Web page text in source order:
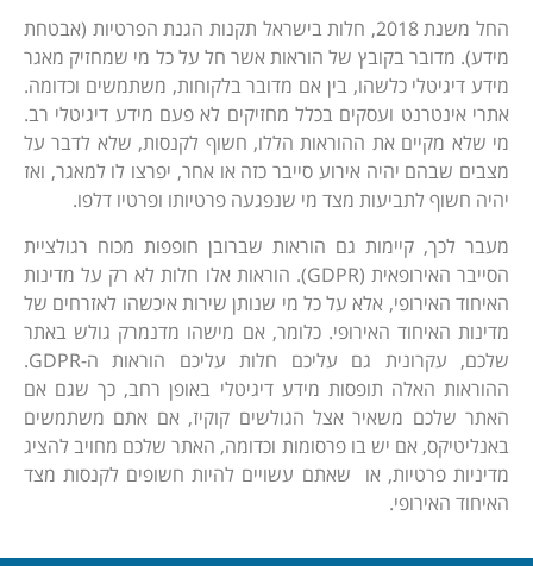
החל משנת 2018, חלות בישראל תקנות הגנת הפרטיות (אבטחת
מידע). מדובר בקובץ של הוראות אשר חל על כל מי שמחזיק מאגר
מידע דיגיטלי כלשהו, בין אם מדובר בלקוחות, משתמשים וכדומה.
אתרי אינטרנט ועסקים בכלל מחזיקים לא פעם מידע דיגיטלי רב.
מי שלא מקיים את ההוראות הללו, חשוף לקנסות, שלא לדבר על
מצבים שבהם יהיה אירוע סייבר כזה או אחר, יפרצו לו למאגר, ואז
יהיה חשוף לתביעות מצד מי שנפגעה פרטיותו ופרטיו דלפו.
מעבר לכך, קיימות גם הוראות שברובן חופפות מכוח רגולציית
הסייבר האירופאית (GDPR). הוראות אלו חלות לא רק על מדינות
האיחוד האירופי, אלא על כל מי שנותן שירות איכשהו לאזרחים של
מדינות האיחוד האירופי. כלומר, אם מישהו מדנמרק גולש באתר
שלכם, עקרונית גם עליכם חלות עליכם הוראות ה-GDPR.
ההוראות האלה תופסות מידע דיגיטלי באופן רחב, כך שגם אם
האתר שלכם משאיר אצל הגולשים קוקיז, אם אתם משתמשים
באנליטיקס, אם יש בו פרסומות וכדומה, האתר שלכם מחויב להציג
מדיניות פרטיות, או שאתם עשויים להיות חשופים לקנסות מצד
האיחוד האירופי.